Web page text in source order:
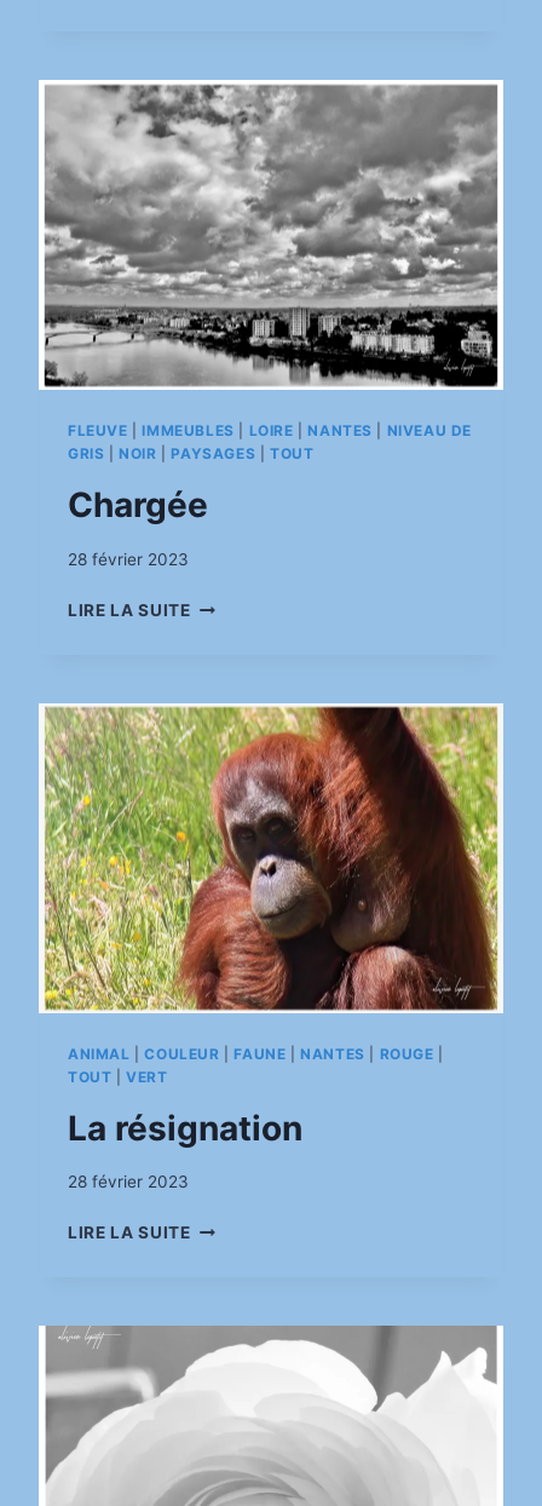
FLEUVE |IMMEUBLES LOIRE |NANTES
NIVEAU DE
GRIS |NOIR |PAYSAGES TOUT
Chargée
Par
28 février 2023
LIRE LA SUITECHARGÉE
ANIMAL |COULEUR |FAUNE |NANTES ROUGE
TOUT |VERT
La résignation
Par
28 février 2023
LIRE LA SUITELA